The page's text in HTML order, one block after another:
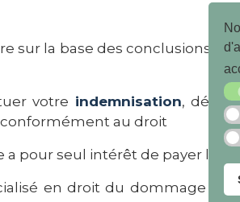
sur la base des conclusions
votre indemnisation,
au droit
pour seul intérêt de payer le
en droit du dommage